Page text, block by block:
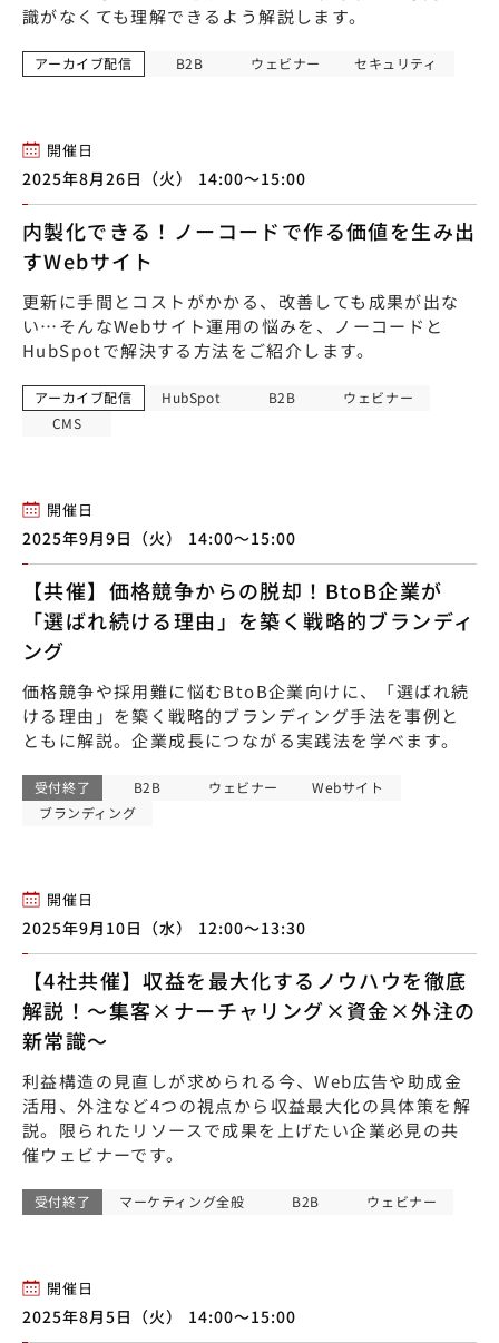
識がなくても理解できるよう解説します。
アーカイブ配信 B2B ウェビナー セキュリティ
開催日
2025年8月26日（火） 14:00〜15:00
内製化できる！ノーコードで作る価値を生み出
すWebサイト
更新に手間とコストがかかる、改善しても成果が出な
い…そんなWebサイト運用の悩みを、ノーコードと
HubSpotで解決する方法をご紹介します。
アーカイブ配信 HubSpot B2B
ウェビナー
CMS
開催日
2025年9月9日（火） 14:00〜15:00
【共催】価格競争からの脱却！BtoB企業が
「選ばれ続ける理由」を築く戦略的ブランディ
ング
価格競争や採用難に悩むBtoB企業向けに、「選ばれ続
ける理由」を築く戦略的ブランディング手法を事例と
ともに解説。企業成長につながる実践法を学べます。
受付終了 B2B ウェビナー
Webサイト
ブランディング
開催日
2025年9月10日（水） 12:00〜13:30
【4社共催】収益を最大化するノウハウを徹底
解説！〜集客×ナーチャリング×資金×外注の
新常識〜
利益構造の見直しが求められる今、Web広告や助成金
活用、外注など4つの視点から収益最大化の具体策を解
説。限られたリソースで成果を上げたい企業必見の共
催ウェビナーです。
受付終了 マーケティング全般 B2B ウェビナー
開催日
2025年8月5日（火） 14:00〜15:00